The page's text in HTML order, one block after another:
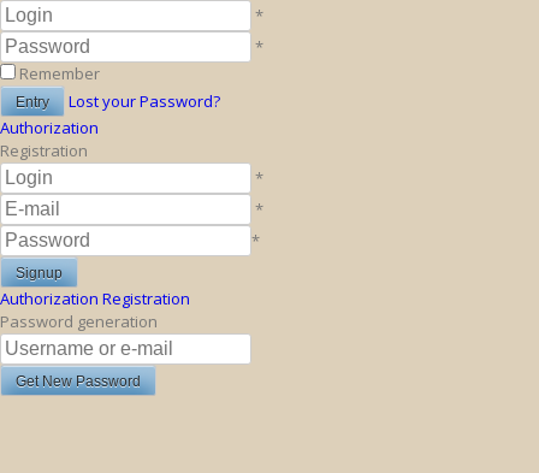
*
*
Remember
Lost your Password?
Authorization
Registration
*
*
*
Authorization Registration
Password generation